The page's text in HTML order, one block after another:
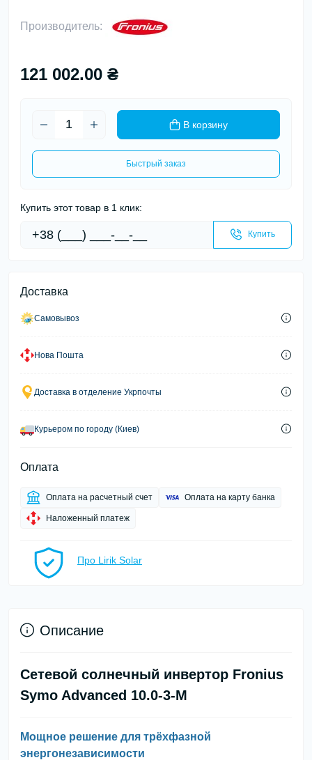
Производитель:
121 002.00 ₴
В корзину
Быстрый заказ
Купить этот товар в 1 клик:
Купить
Доставка
Самовывоз
Нова Пошта
Доставка в отделение Укрпочты
Курьером по городу (Киев)
Оплата
Оплата на расчетный счет Оплата на карту банка
Наложенный платеж
Про Lirik Solar
Описание
Сетевой солнечный инвертор Fronius
Symo Advanced 10.0-3-M
Мощное решение для трёхфазной
энергонезависимости